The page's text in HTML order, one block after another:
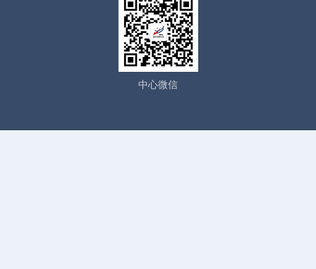
中心微信